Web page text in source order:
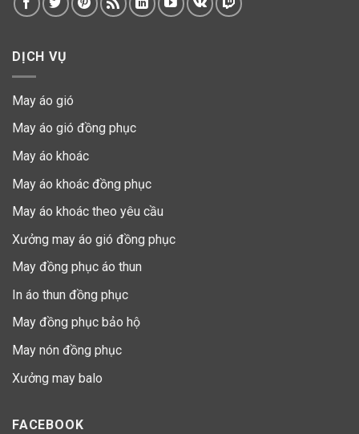
DỊCH VỤ
May áo gió
May áo gió đồng phục
May áo khoác
May áo khoác đồng phục
May áo khoác theo yêu cầu
Xưởng may áo gió đồng phục
May đồng phục áo thun
In áo thun đồng phục
May đồng phục bảo hộ
May nón đồng phục
Xưởng may balo
FACEBOOK